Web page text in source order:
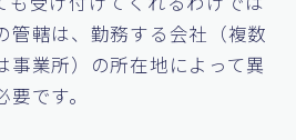
管轄は、勤務する会社（複数
事業所）の所在地によって異
です。